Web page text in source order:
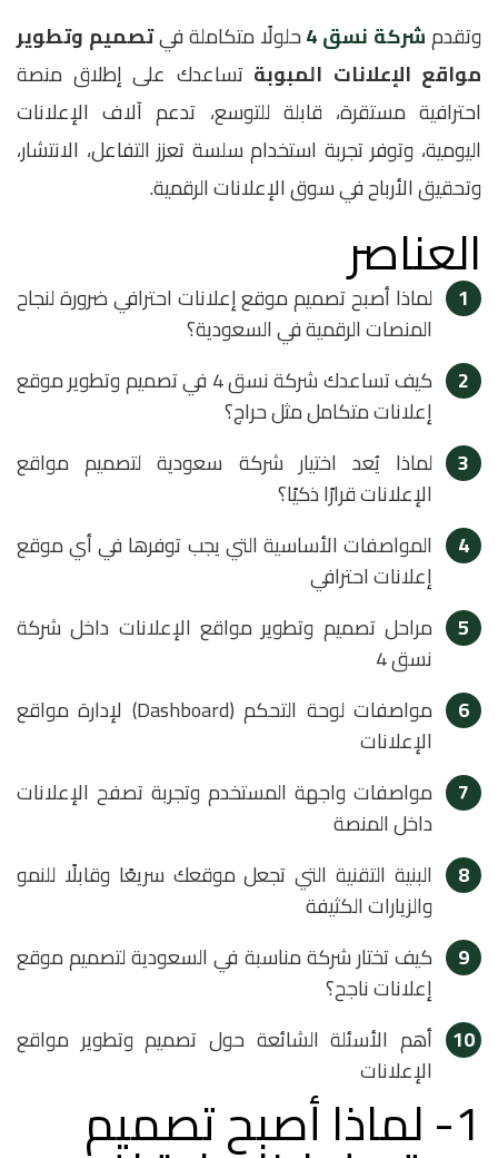
وتقدمشركة نسق 4 حلولًا متكاملة فيتصميم وتطوير
مواقع الإعلانات المبوبة تساعدك على إطلاق منصة
احترافية مستقرة، قابلة للتوسع، تدعم آلاف الإعلانات
اليومية، وتوفر تجربة استخدام سلسة تعزز التفاعل، الانتشار،
وتحقيق الأرباح في سوق الإعلانات الرقمية.
العناصر
1
لماذا أصبح تصميم موقع إعلانات احترافي ضرورة لنجاح
المنصات الرقمية في السعودية؟
2
كيف تساعدك شركة نسق 4 في تصميم وتطوير موقع
إعلانات متكامل مثل حراج؟
3
لماذا يُعد اختيار شركة سعودية لتصميم مواقع
الإعلانات قرارًا ذكيًا؟
4
المواصفات الأساسية التي يجب توفرها في أي موقع
إعلانات احترافي
5
مراحل تصميم وتطوير مواقع الإعلانات داخل شركة
نسق 4
6
مواصفات لوحة التحكم (Dashboard) لإدارة مواقع
الإعلانات
7
مواصفات واجهة المستخدم وتجربة تصفح الإعلانات
داخل المنصة
8
البنية التقنية التي تجعل موقعك سريعًا وقابلًا للنمو
والزيارات الكثيفة
9
كيف تختار شركة مناسبة في السعودية لتصميم موقع
إعلانات ناجح؟
10 أهم الأسئلة الشائعة حول تصميم وتطوير مواقع
الإعلانات
1- لماذا أصبح تصميم